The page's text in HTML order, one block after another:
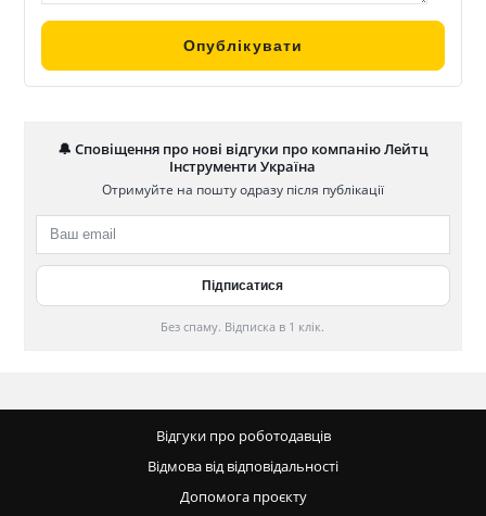
🔔 Сповіщення про нові відгуки про компанію Лейтц
Інструменти Україна
Отримуйте на пошту одразу після публікації
Без спаму. Відписка в 1 клік.
Відгуки про роботодавців
Відмова від відповідальності
Допомога проєкту